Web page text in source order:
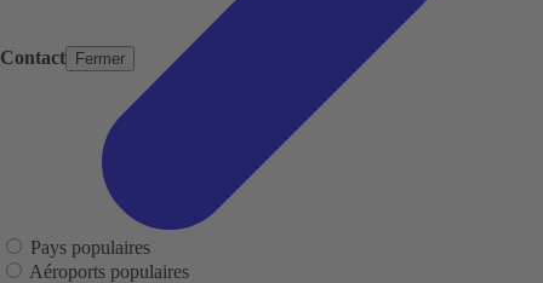
Contact Fermer
Pays populaires
Aéroports populaires